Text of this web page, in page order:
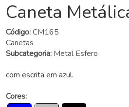
Caneta
Código:CM165
Canetas
Subcategoria: Metal Esfero
com escrita em azul.
Cores: